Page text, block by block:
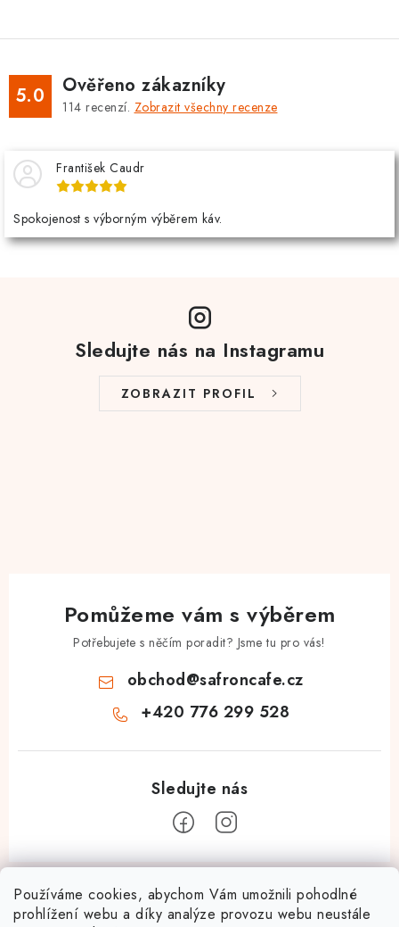
Používáme cookies, abychom Vám umožnili pohodlné
prohlížení webu a díky analýze provozu webu neustále
5.0 Ověřeno zákazníky
114 recenzí. Zobrazit všechny recenze
František Caudr
Spokojenost s výborným výběrem káv.
Sledujte nás na Instagramu
ZOBRAZIT PROFIL
Pomůžeme vám s výběrem
Potřebujete s něčím poradit? Jsme tu pro vás!
obchod@safroncafe.cz
+420 776 299 528
Z
Pro zákazníky